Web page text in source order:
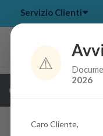
my
Servizio Clienti
Guarda i dettagli
⚠️
2026
Caro Cliente,